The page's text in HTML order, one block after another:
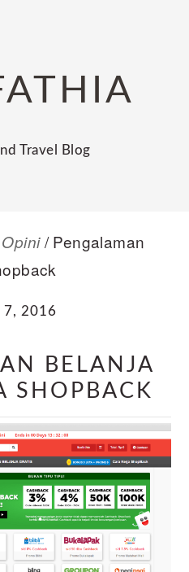
Travel Blog
Opini /Pengalaman
7, 2016
BELANJA
SHOPBACK